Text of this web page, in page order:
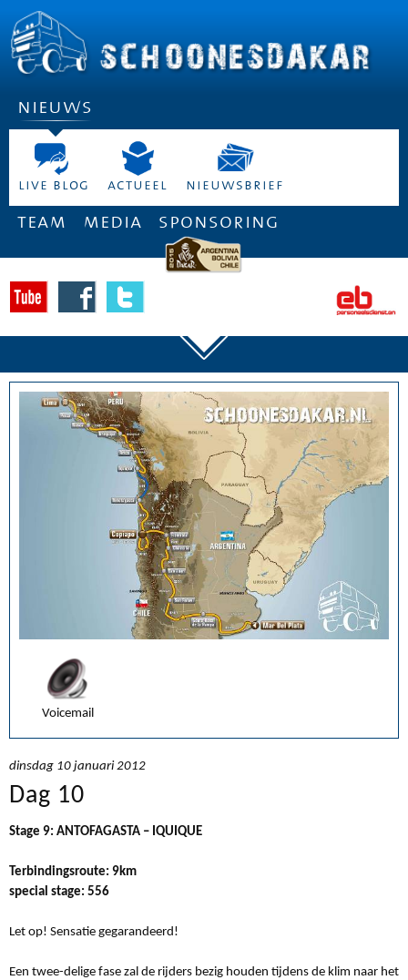
nieuws
live blog actueel nieuwsbrief
team media sponsoring
Voicemail
dinsdag 10 januari 2012
Dag 10
Stage 9: ANTOFAGASTA – IQUIQUE
Terbindingsroute: 9km
special stage: 556
Let op! Sensatie gegarandeerd!
Een twee-delige fase zal de rijders bezig houden tijdens de klim naar het